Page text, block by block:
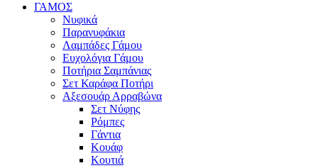
ΓΑΜΟΣ
Νυφικά
Παρανυφάκια
Λαμπάδες Γάμου
Ευχολόγια Γάμου
Ποτήρια Σαμπάνιας
Σετ Καράφα Ποτήρι
Αξεσουάρ Αρραβώνα
Σετ Νύφης
Ρόμπες
Γάντια
Κουάφ
Κουτιά